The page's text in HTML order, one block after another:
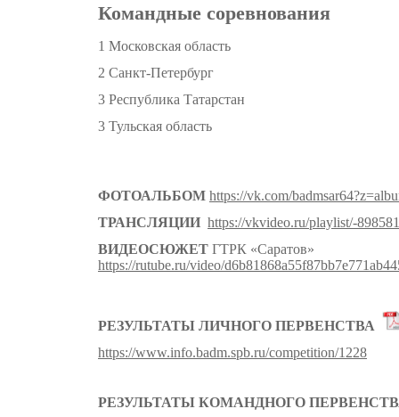
Командные соревнования
1 Московская область
2 Санкт-Петербург
3 Республика Татарстан
3 Тульская область
ФОТОАЛЬБОМ https://vk.com/
ТРАНСЛЯЦИИ https://vkvideo.ru/playlist/-
ВИДЕОСЮЖЕТ ГТРК «Саратов»
https://rutube.ru/video/
РЕЗУЛЬТАТЫ ЛИЧНОГО ПЕРВЕНСТВА
https://www.info.badm.spb.ru/competition/1228
РЕЗУЛЬТАТЫ КОМАНДНОГО